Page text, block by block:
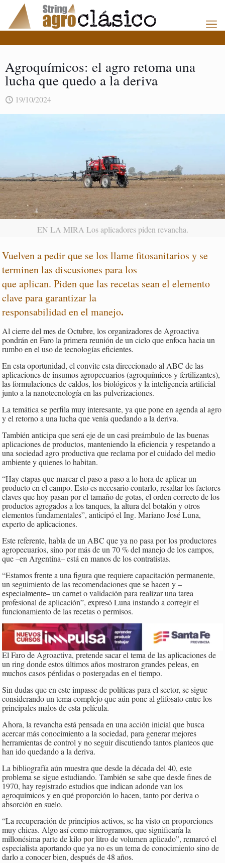
Agroquímicos: el agro retoma una
lucha que quedo a la deriva
19/10/2024
EN LA MIRA Los aplicadores piden revancha.
Vuelven a pedir que se los llame fitosanitarios y se
terminen las discusiones para los
que aplican. Piden que las recetas sean el elemento
clave para garantizar la
responsabilidad en el manejo.
Al cierre del mes de Octubre, los organizadores de Agroactiva
pondrán en Faro la primera reunión de un ciclo que enfoca hacia un
rumbo en el uso de tecnologías eficientes.
En esta oportunidad, el convite esta direccionado al ABC de las
aplicaciones de insumos agropecuarios (agroquímicos y fertilizantes),
las formulaciones de caldos, los biológicos y la inteligencia artificial
junto a la nanotecnología en las pulverizaciones.
La temática se perfila muy interesante, ya que pone en agenda al agro
y el retorno a una lucha que venía quedando a la deriva.
También anticipa que será eje de un casi preámbulo de las buenas
aplicaciones de productos, manteniendo la eficiencia y respetando a
una sociedad agro productiva que reclama por el cuidado del medio
ambiente y quienes lo habitan.
“Hay etapas que marcar el paso a paso a lo hora de aplicar un
producto en el campo. Esto es necesario contarlo, resaltar los factores
claves que hoy pasan por el tamaño de gotas, el orden correcto de los
productos agregados a los tanques, la altura del botalón y otros
elementos fundamentales”, anticipó el Ing. Mariano José Luna,
experto de aplicaciones.
Este referente, habla de un ABC que ya no pasa por los productores
agropecuarios, sino por más de un 70 % del manejo de los campos,
que –en Argentina– está en manos de los contratistas.
“Estamos frente a una figura que requiere capacitación permanente,
un seguimiento de las recomendaciones que se hacen y –
especialmente– un carnet o validación para realizar una tarea
profesional de aplicación”, expresó Luna instando a corregir el
funcionamiento de las recetas o permisos.
El Faro de Agroactiva, pretende sacar el tema de las aplicaciones de
un ring donde estos últimos años mostraron grandes peleas, en
muchos casos pérdidas o postergadas en el tiempo.
Sin dudas que en este impasse de políticas para el sector, se sigue
considerando un tema complejo que aún pone al glifosato entre los
principales malos de esta película.
Ahora, la revancha está pensada en una acción inicial que busca
acercar más conocimiento a la sociedad, para generar mejores
herramientas de control y no seguir discutiendo tantos planteos que
han ido quedando a la deriva.
La bibliografía aún muestra que desde la década del 40, este
problema se sigue estudiando. También se sabe que desde fines de
1970, hay registrado estudios que indican adonde van los
agroquímicos y en qué proporción lo hacen, tanto por deriva o
absorción en suelo.
“La recuperación de principios activos, se ha visto en proporciones
muy chicas. Algo así como microgramos, que significaría la
millonésima parte de kilo por litro de volumen aplicado”, remarcó el
especialista aportando que ya no es un tema de conocimiento sino de
darlo a conocer bien, después de 48 años.